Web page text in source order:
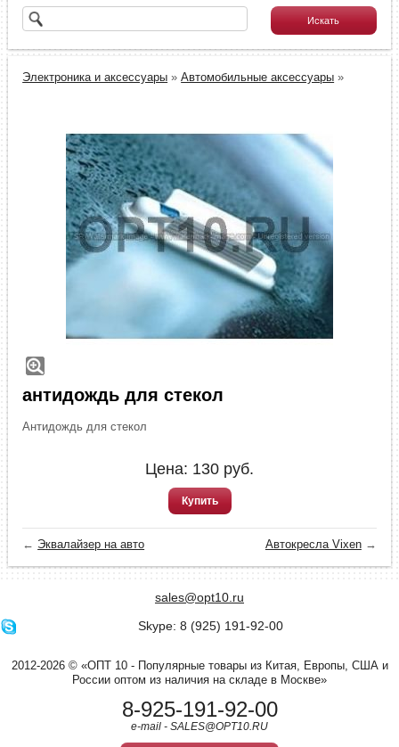
Электроника и аксессуары »Автомобильные аксессуары »
антидождь для стекол
Антидождь для стекол
Цена: 130 руб.
Купить
← Эквалайзер на авто Автокресла Vixen→
sales@opt10.ru
Skype: 8 (925) 191-92-00
2012-2026 © «ОПТ 10 - Популярные товары из Китая, Европы, США и
России оптом из наличия на складе в Москве»
8-925-191-92-00
e-mail - SALES@OPT10.RU